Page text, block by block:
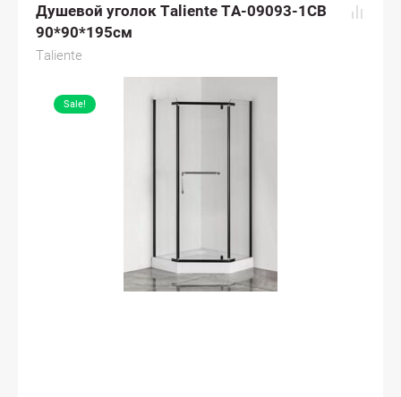
Душевой уголок Taliente TA-09093-1CB
90*90*195см
Taliente
Sale!